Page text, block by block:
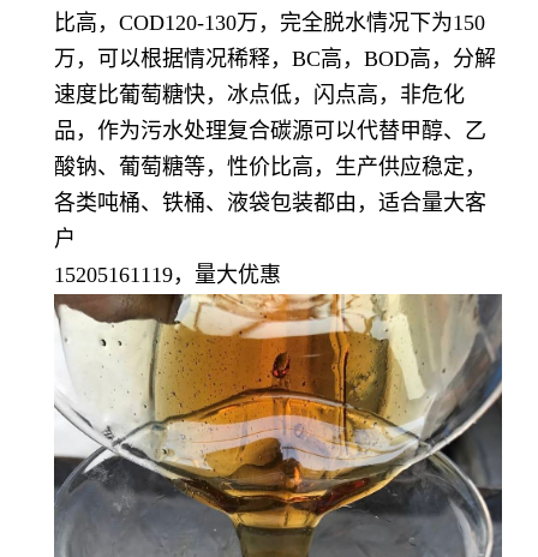
比高，COD120-130万，完全脱水情况下为150
万，可以根据情况稀释，BC高，BOD高，分解
速度比葡萄糖快，冰点低，闪点高，非危化
品，作为污水处理复合碳源可以代替甲醇、乙
酸钠、葡萄糖等，性价比高，生产供应稳定，
各类吨桶、铁桶、液袋包装都由，适合量大客
户
15205161119，量大优惠